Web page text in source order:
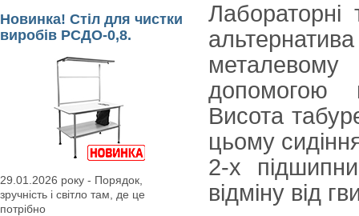
Новинка! Стіл для чистки
виробів РСДО-0,8.
29.01.2026 року - Порядок,
зручність і світло там, де це
потрібно
допомогою
Висота
цьому
2-х
відміну від